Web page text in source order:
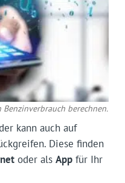
berechnen.
kann auch auf
Diese finden
oder als Appfür Ihr